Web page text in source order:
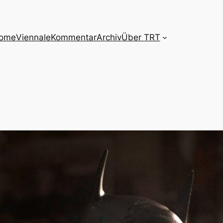
ViennaleKommentarArchivÜber TRT